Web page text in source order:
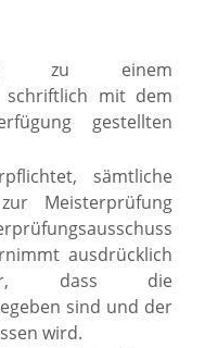
zu einem
schriftlich mit dem
gestellten
sämtliche
zur Meisterprüfung
ausdrücklich
dass die
sind und der
wird.